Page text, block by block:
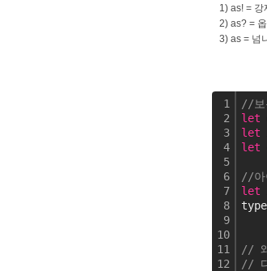
1) as! = 강
2) as? =
3) as = 넘
1
2
3
4
5
6
7
8
9
10
11
12
//보
let
let
let
//아
let
//
//